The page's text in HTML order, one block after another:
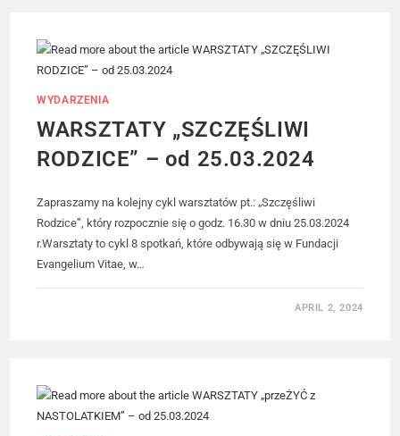
WYDARZENIA
WARSZTATY „SZCZĘŚLIWI
RODZICE” – od 25.03.2024
Zapraszamy na kolejny cykl warsztatów pt.: „Szczęśliwi
Rodzice”, który rozpocznie się o godz. 16.30 w dniu 25.03.2024
r.Warsztaty to cykl 8 spotkań, które odbywają się w Fundacji
Evangelium Vitae, w…
APRIL 2, 2024